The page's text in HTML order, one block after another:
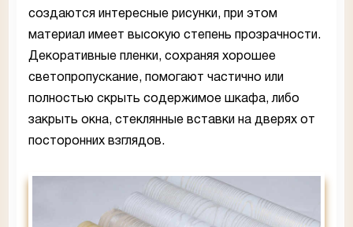
создаются интересные рисунки, при этом
материал имеет высокую степень прозрачности.
Декоративные пленки, сохраняя хорошее
светопропускание, помогают частично или
полностью скрыть содержимое шкафа, либо
закрыть окна, стеклянные вставки на дверях от
посторонних взглядов.